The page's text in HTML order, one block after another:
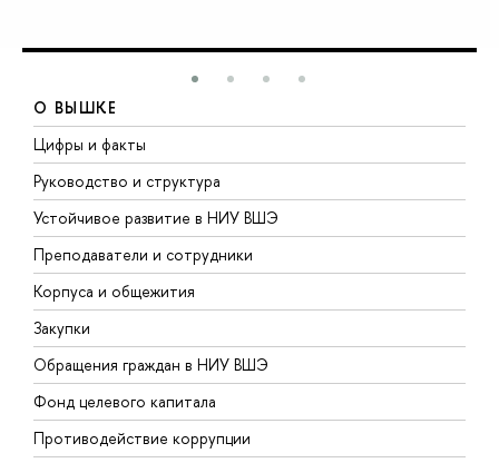
О ВЫШКЕ
Цифры и факты
Руководство и структура
Устойчивое развитие в НИУ ВШЭ
Преподаватели и сотрудники
Корпуса и общежития
Закупки
Обращения граждан в НИУ ВШЭ
Фонд целевого капитала
Противодействие коррупции